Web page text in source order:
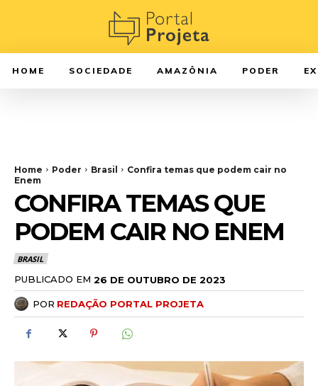
HOME SOCIEDADE AMAZÔNIA PODER
Home Poder Brasil
Confira temas que podem cair no
Enem
CONFIRA TEMAS QUE
PODEM CAIR NO ENEM
BRASIL
PUBLICADO EM 26 DE OUTUBRO DE 2023
POR REDAÇÃO PORTAL PROJETA